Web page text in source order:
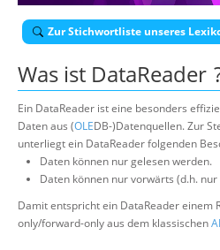
Über uns
Zur Stichwortliste unseres
Was ist DataReader
Ein DataReader ist eine besonders
Daten aus (OLEDB-)Datenquellen. Zur
unterliegt ein DataReader folgenden
Daten können nur gelesen werden.
Daten können nur vorwärts (d.h.
Damit entspricht ein DataReader einem
only/forward-only aus dem klassischen